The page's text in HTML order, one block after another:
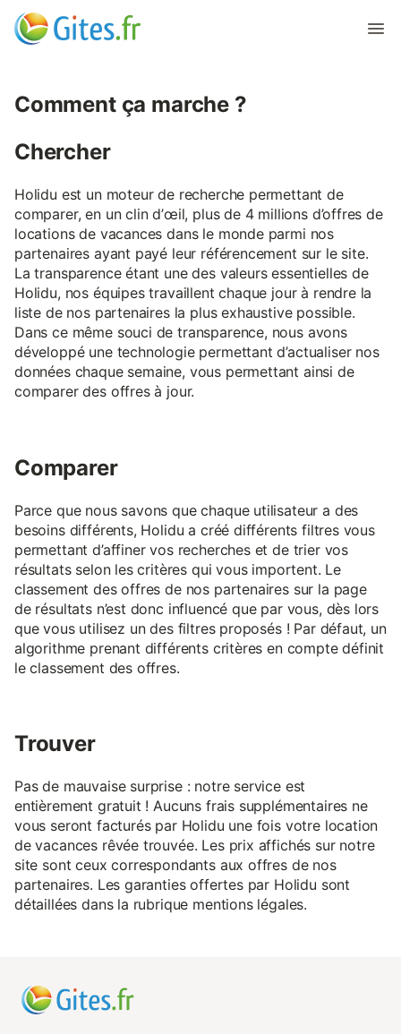
Comment ça marche ?
Chercher
Holidu est un moteur de recherche permettant de
comparer, en un clin d’œil, plus de 4 millions d’offres de
locations de vacances dans le monde parmi nos
partenaires ayant payé leur référencement sur le site.
La transparence étant une des valeurs essentielles de
Holidu, nos équipes travaillent chaque jour à rendre la
liste de nos partenaires la plus exhaustive possible.
Dans ce même souci de transparence, nous avons
développé une technologie permettant d’actualiser nos
données chaque semaine, vous permettant ainsi de
comparer des offres à jour.
Comparer
Parce que nous savons que chaque utilisateur a des
besoins différents, Holidu a créé différents filtres vous
permettant d’affiner vos recherches et de trier vos
résultats selon les critères qui vous importent. Le
classement des offres de nos partenaires sur la page
de résultats n’est donc influencé que par vous, dès lors
que vous utilisez un des filtres proposés ! Par défaut, un
algorithme prenant différents critères en compte définit
le classement des offres.
Trouver
Pas de mauvaise surprise : notre service est
entièrement gratuit ! Aucuns frais supplémentaires ne
vous seront facturés par Holidu une fois votre location
de vacances rêvée trouvée. Les prix affichés sur notre
site sont ceux correspondants aux offres de nos
partenaires. Les garanties offertes par Holidu sont
détaillées dans la rubrique mentions légales.